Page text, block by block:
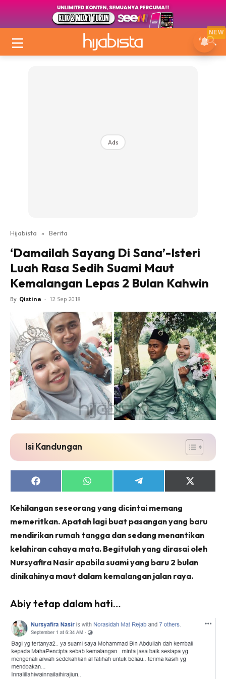
Ads
Hijabista » Berita
‘Damailah Sayang Di Sana’-Isteri
Luah Rasa Sedih Suami Maut
Kemalangan Lepas 2 Bulan Kahwin
By Qistina - 12 Sep 2018
Isi Kandungan
Share
on
Share
on
Share
on
Share
on
Kehilangan seseorang yang dicintai memang
memeritkan. Apatah lagi buat pasangan yang baru
mendirikan rumah tangga dan sedang menantikan
kelahiran cahaya mata. Begitulah yang dirasai oleh
Nursyafira Nasir apabila suami yang baru 2 bulan
dinikahinya maut dalam kemalangan jalan raya.
Abiy tetap dalam hati…
NEW